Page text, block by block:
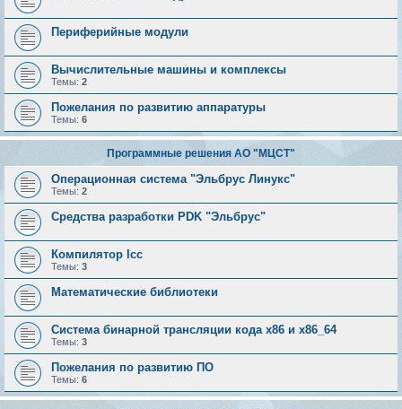
Периферийные модули
Вычислительные машины и комплексы
Темы: 2
Пожелания по развитию аппаратуры
Темы: 6
Программные решения АО "МЦСТ"
Операционная система "Эльбрус Линукс"
Темы: 2
Средства разработки PDK "Эльбрус"
Компилятор lcc
Темы: 3
Математические библиотеки
Система бинарной трансляции кода х86 и х86_64
Темы: 3
Пожелания по развитию ПО
Темы: 6